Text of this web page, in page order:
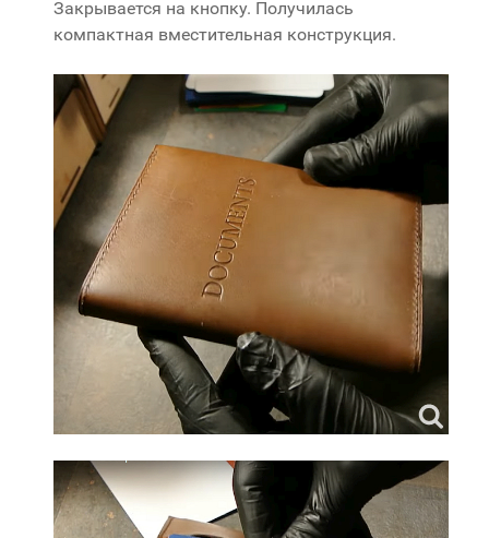
Закрывается на кнопку. Получилась
компактная вместительная конструкция.